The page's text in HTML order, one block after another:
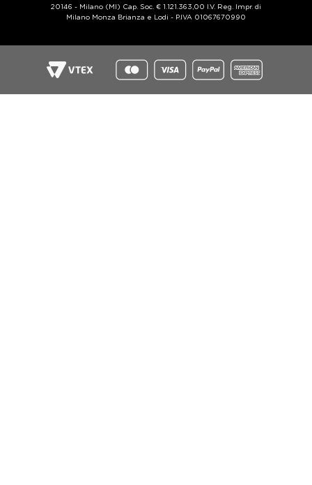
20146 - Milano (MI) Cap. Soc. € 1.121.363,00 I.V. Reg. Impr. di
Milano Monza Brianza e Lodi - P.IVA 01067670990